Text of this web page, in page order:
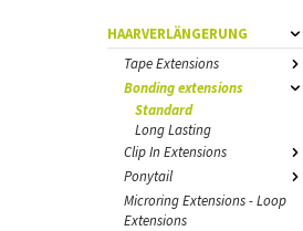
HAARVERLÄNGERUNG
Tape Extensions
Bonding extensions
Standard
Long Lasting
Clip In Extensions
Ponytail
Microring Extensions - Loop
Extensions